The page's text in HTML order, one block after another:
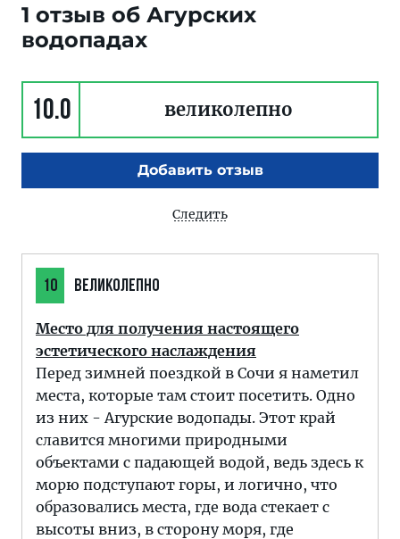
1 отзыв об Агурских
водопадах
10.0 великолепно
Добавить отзыв
Следить
10 ВЕЛИКОЛЕПНО
Место для получения настоящего
эстетического наслаждения
Перед зимней поездкой в Сочи я наметил
места, которые там стоит посетить. Одно
из них - Агурские водопады. Этот край
славится многими природными
объектами с падающей водой, ведь здесь к
морю подступают горы, и логично, что
образовались места, где вода стекает с
высоты вниз, в сторону моря, где